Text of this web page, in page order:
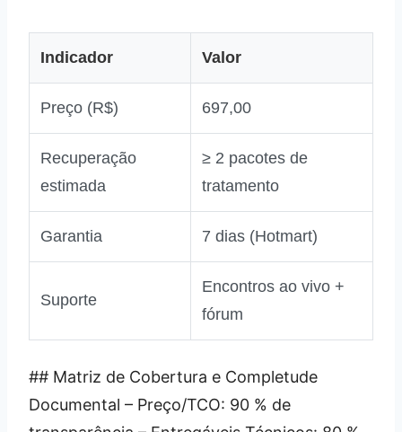
Indicador Valor
Preço (R$) 697,00
Recuperação
estimada
≥ 2 pacotes de
tratamento
Garantia 7 dias (Hotmart)
Suporte
Encontros ao vivo +
fórum
## Matriz de Cobertura e Completude
Documental – Preço/TCO: 90 % de